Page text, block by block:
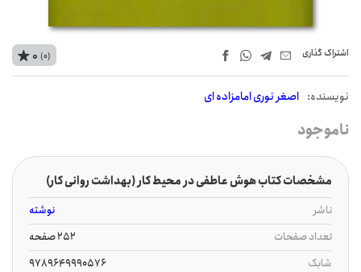
اشتراک‌ گذاری
نويسنده: اصغر نوری امامزاده ای
0 (0)
ناموجود
مشخصات کتاب هوش عاطفی در محیط کار (بهداشت روانی کار)
ناشر
نوشته
تعداد صفحات
252 صفحه
شابک
9789649990576